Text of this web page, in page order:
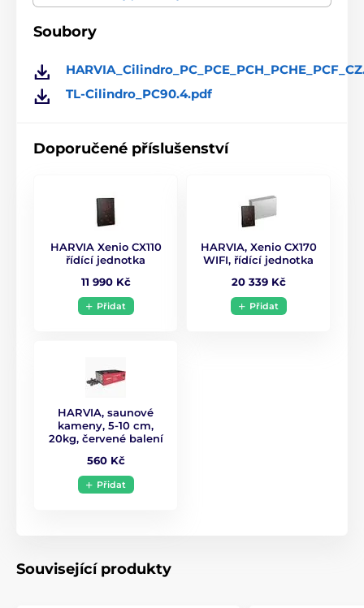
elektrická saunová kamna
Jištění
Přívodní kabel 5x2,5/3x10 mm
Hmotnost kamen 10 kg
Soubory
TL-Cilindro_PC90.4.pdf
Doporučené příslušenství
HARVIA Xenio CX110
řídící jednotka
11 990 Kč
Přidat
HARVIA, Xenio CX170
WIFI, řídící jednotka
20 339 Kč
Přidat
HARVIA, saunové
kameny, 5-10 cm,
20kg, červené balení
560 Kč
Přidat
Související produkty